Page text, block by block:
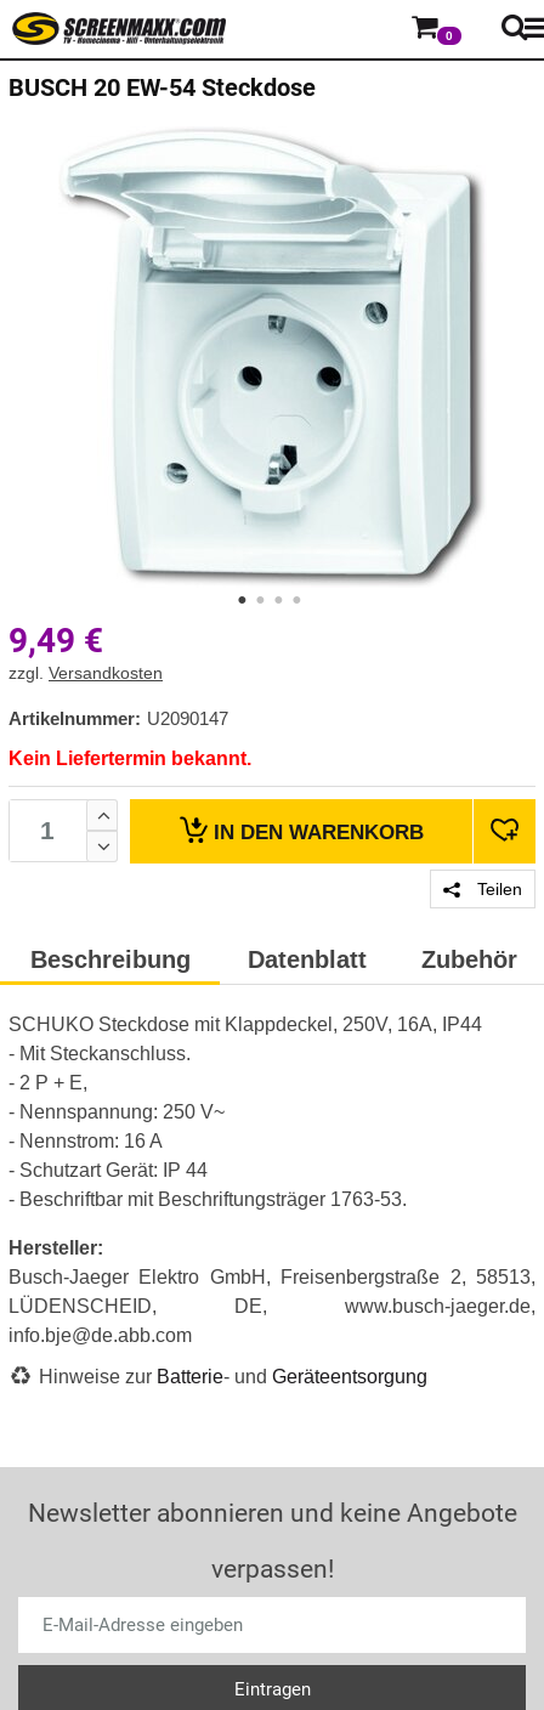
0
BUSCH 20 EW-54 Steckdose
9,49 €
zzgl. Versandkosten
Artikelnummer: U2090147
Kein Liefertermin bekannt.
IN DEN WARENKORB
Teilen
Beschreibung Datenblatt Zubehör
SCHUKO Steckdose mit Klappdeckel, 250V, 16A, IP44
- Mit Steckanschluss.
- 2 P + E,
- Nennspannung: 250 V~
- Nennstrom: 16 A
- Schutzart Gerät: IP 44
- Beschriftbar mit Beschriftungsträger 1763-53.
Hersteller:
Busch-Jaeger Elektro GmbH, Freisenbergstraße 2, 58513,
LÜDENSCHEID, DE, www.busch-jaeger.de,
info.bje@de.abb.com
Hinweise zur Batterie- und Geräteentsorgung
Newsletter abonnieren und keine Angebote
verpassen!